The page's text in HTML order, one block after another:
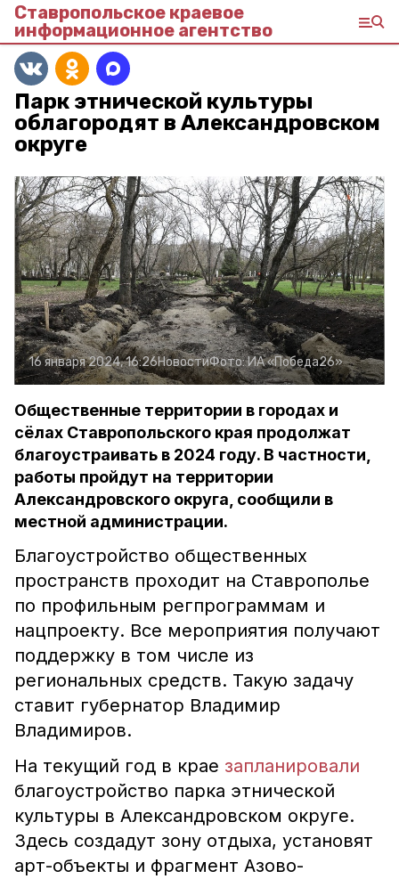
Ставропольское краевое
информационное агентство
Парк этнической культуры
облагородят в Александровском
округе
16 января 2024, 16:26НовостиФото:ИА «Победа26»
Общественные территории в городах и
сёлах Ставропольского края продолжат
благоустраивать в 2024 году. В частности,
работы пройдут на территории
Александровского округа, сообщили в
местной администрации.
Благоустройство общественных
пространств проходит на Ставрополье
по профильным регпрограммам и
нацпроекту. Все мероприятия получают
поддержку в том числе из
региональных средств. Такую задачу
ставит губернатор Владимир
Владимиров.
На текущий год в крае запланировали
благоустройство парка этнической
культуры в Александровском округе.
Здесь создадут зону отдыха, установят
арт-объекты и фрагмент Азово-